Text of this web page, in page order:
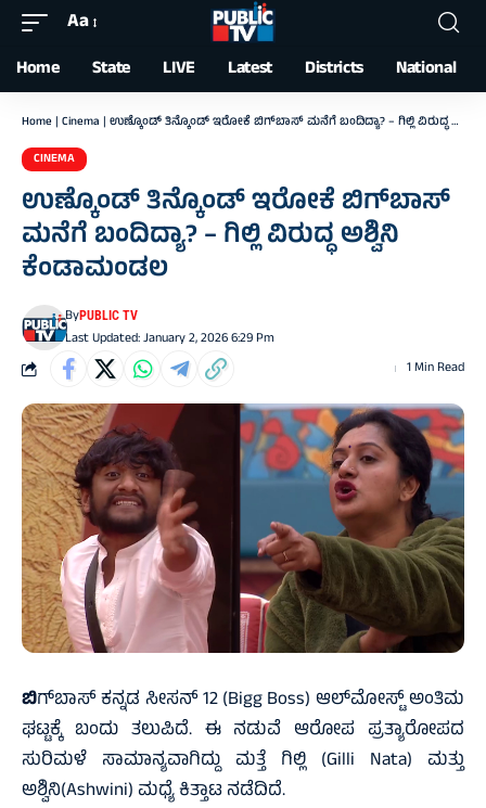
Font
Resizer
Aa
Home State LIVE Latest Districts National
Home | Cinema | ಉಣ್ಕೊಂಡ್‌ ತಿನ್ಕೊಂಡ್ ಇರೋಕೆ ಬಿಗ್‌ಬಾಸ್ ಮನೆಗೆ ಬಂದಿದ್ಯಾ? – ಗಿಲ್ಲಿ ವಿರುದ್ಧ ಅಶ್ವಿನಿ ಕೆಂಡಾಮಂಡಲ
CINEMA
ಉಣ್ಕೊಂಡ್‌ ತಿನ್ಕೊಂಡ್ ಇರೋಕೆ ಬಿಗ್‌ಬಾಸ್
ಮನೆಗೆ ಬಂದಿದ್ಯಾ? – ಗಿಲ್ಲಿ ವಿರುದ್ಧ ಅಶ್ವಿನಿ
ಕೆಂಡಾಮಂಡಲ
Last Updated: January 2, 2026 6:29 Pm
ByPUBLIC TV
1 Min Read
ಬಿಗ್‌ಬಾಸ್ ಕನ್ನಡ ಸೀಸನ್ 12 (Bigg Boss) ಆಲ್‌ಮೋಸ್ಟ್ ಅಂತಿಮ
ಘಟ್ಟಕ್ಕೆ ಬಂದು ತಲುಪಿದೆ. ಈ ನಡುವೆ ಆರೋಪ ಪ್ರತ್ಯಾರೋಪದ
ಸುರಿಮಳೆ ಸಾಮಾನ್ಯವಾಗಿದ್ದು ಮತ್ತೆ ಗಿಲ್ಲಿ (Gilli Nata) ಮತ್ತು
ಅಶ್ವಿನಿ(Ashwini) ಮಧ್ಯೆ ಕಿತ್ತಾಟ ನಡೆದಿದೆ.